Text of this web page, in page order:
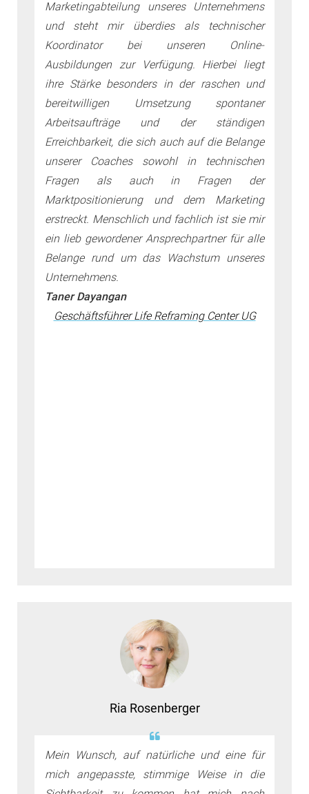
Marketingabteilung unseres Unternehmens
und steht mir überdies als technischer
Koordinator bei unseren Online-
Ausbildungen zur Verfügung. Hierbei liegt
ihre Stärke besonders in der raschen und
bereitwilligen Umsetzung spontaner
Arbeitsaufträge und der ständigen
Erreichbarkeit, die sich auch auf die Belange
unserer Coaches sowohl in technischen
Fragen als auch in Fragen der
Marktpositionierung und dem Marketing
erstreckt. Menschlich und fachlich ist sie mir
ein lieb gewordener Ansprechpartner für alle
Belange rund um das Wachstum unseres
Unternehmens.
Taner Dayangan
Geschäftsführer Life Reframing Center UG
Ria Rosenberger
Mein Wunsch, auf natürliche und eine für
mich angepasste, stimmige Weise in die